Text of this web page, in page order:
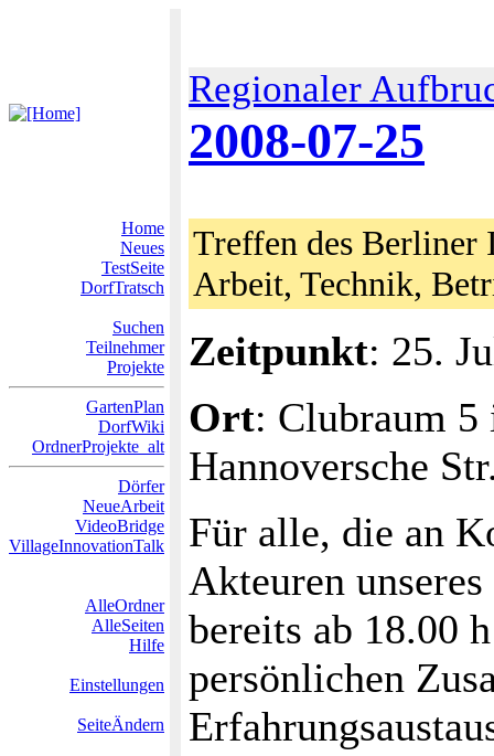
Regionaler
2008-07-25
Home
Neues
TestSeite
DorfTratsch
Suchen
Teilnehmer
Projekte
GartenPlan
DorfWiki
OrdnerProjekte_alt
Dörfer
NeueArbeit
VideoBridge
VillageInnovationTalk
AlleOrdner
AlleSeiten
Hilfe
Einstellungen
SeiteÄndern
Treffen des Berliner
Arbeit, Technik,
Zeitpunkt: 25.
Ort: Clubraum 5
Hannoversche
Für alle, die an
Akteuren
bereits ab 18.00
persönlichen